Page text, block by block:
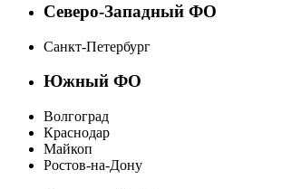
Северо-Западный ФО
Санкт-Петербург
Южный ФО
Волгоград
Краснодар
Майкоп
Ростов-на-Дону